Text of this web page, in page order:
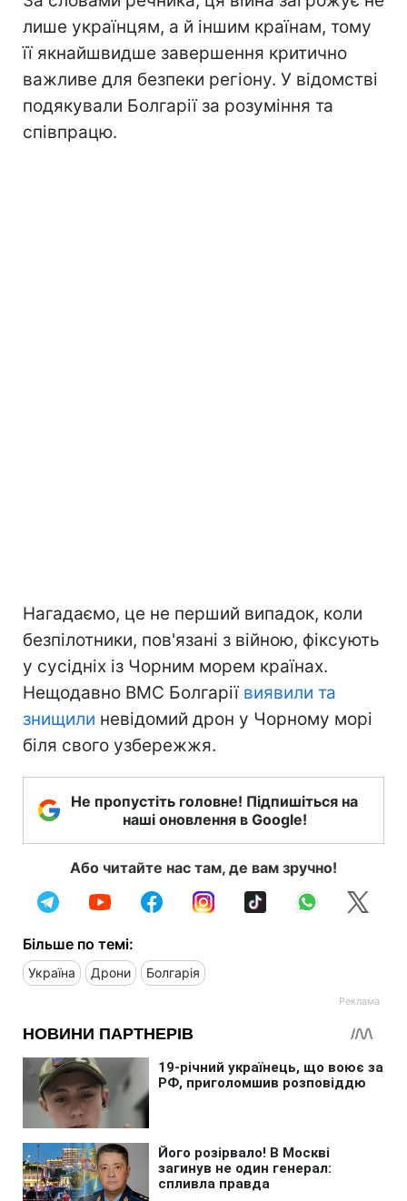
лише українцям, а й іншим країнам, тому
її якнайшвидше завершення критично
важливе для безпеки регіону. У відомстві
подякували Болгарії за розуміння та
співпрацю.
Нагадаємо, це не перший випадок, коли
безпілотники, пов'язані з війною, фіксують
у сусідніх із Чорним морем країнах.
Нещодавно ВМС Болгарії виявили та
знищили невідомий дрон у Чорному морі
біля свого узбережжя.
Не пропустіть головне! Підпишіться на
наші оновлення в Google!
Або читайте нас там, де вам зручно!
Більше по темі:
Україна Дрони Болгарія